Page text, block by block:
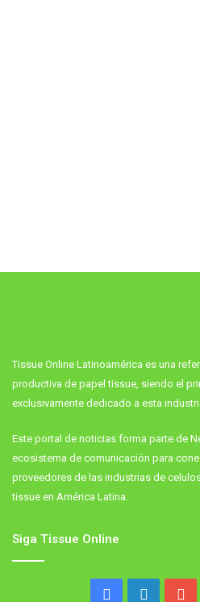
Tissue Online Latinoamérica es una
productiva de papel tissue, siendo el
exclusivamente dedicado a esta
Este portal de noticias forma parte de
ecosistema de comunicación para
proveedores de las industrias de
tissue en América Latina.
Siga Tissue Online
FacebookLinkedIn